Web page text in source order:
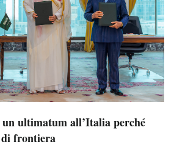
ultimatum all’Italia perché
frontiera